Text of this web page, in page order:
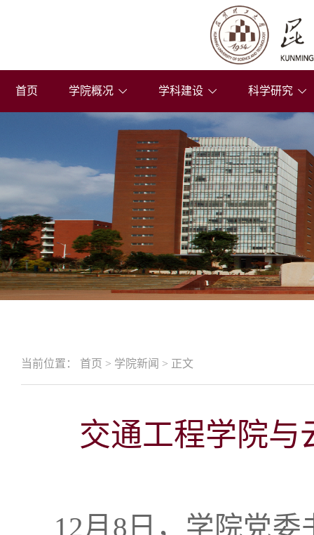
首页 学院概况 学科建设 科学研究
当前位置： 首页 > 学院新闻 > 正文
交通工程学院与
12月8日，学院党